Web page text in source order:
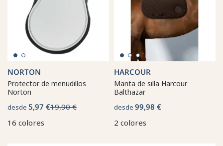
NORTON
Protector de menudillos
Norton
desde 5,97 €19,90 €
16 colores
HARCOUR
Manta de silla Harcour
Balthazar
desde 99,98 €
2 colores